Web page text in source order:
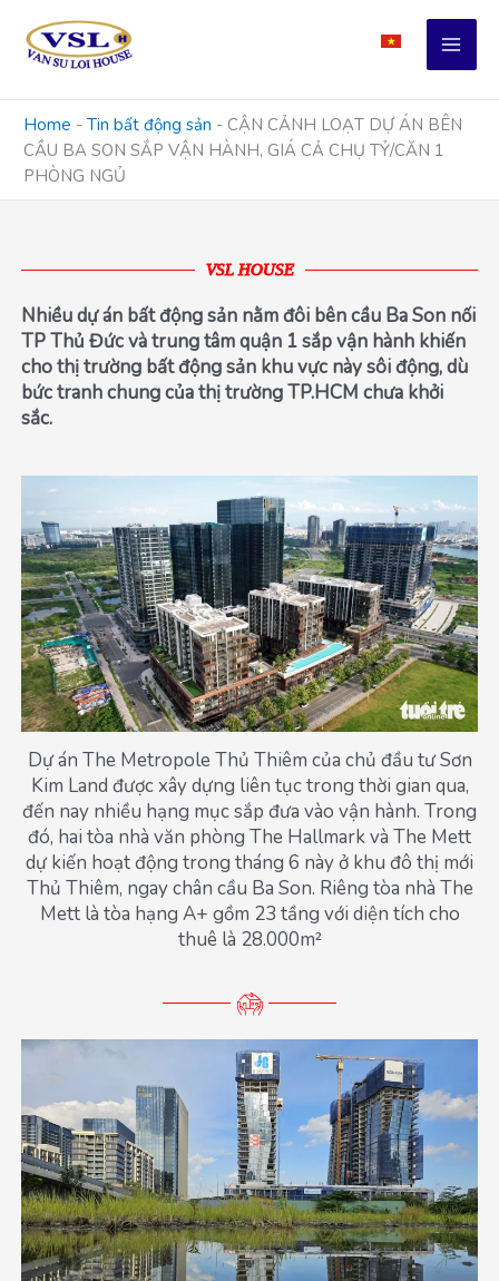
content
Home - Tin bất động sản - CẬN CẢNH LOẠT DỰ ÁN BÊN
CẦU BA SON SẮP VẬN HÀNH, GIÁ CẢ CHỤ TỶ/CĂN 1
PHÒNG NGỦ
VSL HOUSE
Nhiều dự án bất động sản nằm đôi bên cầu Ba Son nối
TP Thủ Đức và trung tâm quận 1 sắp vận hành khiến
cho thị trường bất động sản khu vực này sôi động, dù
bức tranh chung của thị trường TP.HCM chưa khởi
sắc.
Dự án The Metropole Thủ Thiêm của chủ đầu tư Sơn
Kim Land được xây dựng liên tục trong thời gian qua,
đến nay nhiều hạng mục sắp đưa vào vận hành. Trong
đó, hai tòa nhà văn phòng The Hallmark và The Mett
dự kiến hoạt động trong tháng 6 này ở khu đô thị mới
Thủ Thiêm, ngay chân cầu Ba Son. Riêng tòa nhà The
Mett là tòa hạng A+ gồm 23 tầng với diện tích cho
thuê là 28.000m²